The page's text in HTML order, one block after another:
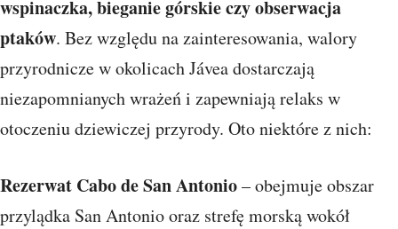
wspinaczka, bieganie górskie czy obserwacja
ptaków. Bez względu na zainteresowania, walory
przyrodnicze w okolicach Jávea dostarczają
niezapomnianych wrażeń i zapewniają relaks w
otoczeniu dziewiczej przyrody. Oto niektóre z nich:
Rezerwat Cabo de San Antonio– obejmuje obszar
przylądka San Antonio oraz strefę morską wokół